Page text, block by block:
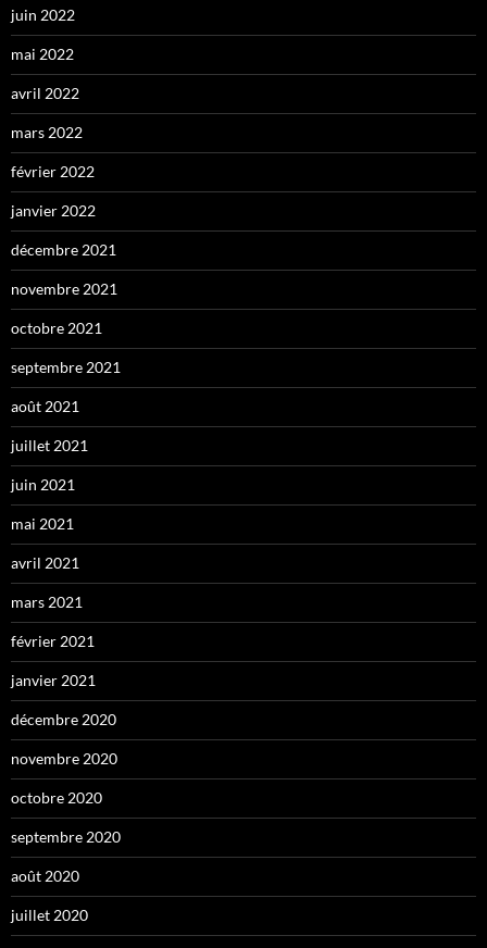
juin 2022
mai 2022
avril 2022
mars 2022
février 2022
janvier 2022
décembre 2021
novembre 2021
octobre 2021
septembre 2021
août 2021
juillet 2021
juin 2021
mai 2021
avril 2021
mars 2021
février 2021
janvier 2021
décembre 2020
novembre 2020
octobre 2020
septembre 2020
août 2020
juillet 2020